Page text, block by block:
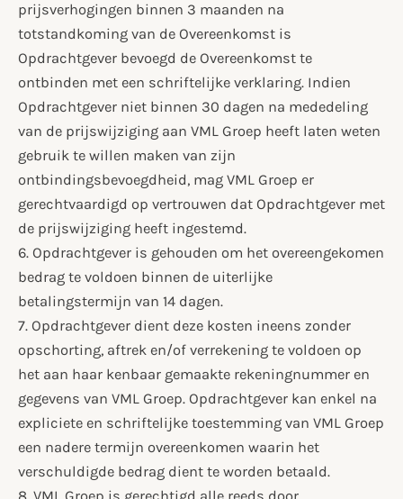
prijsverhogingen binnen 3 maanden na
totstandkoming van de Overeenkomst is
Opdrachtgever bevoegd de Overeenkomst te
ontbinden met een schriftelijke verklaring. Indien
Opdrachtgever niet binnen 30 dagen na mededeling
van de prijswijziging aan VML Groep heeft laten weten
gebruik te willen maken van zijn
ontbindingsbevoegdheid, mag VML Groep er
gerechtvaardigd op vertrouwen dat Opdrachtgever met
de prijswijziging heeft ingestemd.
6. Opdrachtgever is gehouden om het overeengekomen
bedrag te voldoen binnen de uiterlijke
betalingstermijn van 14 dagen.
7. Opdrachtgever dient deze kosten ineens zonder
opschorting, aftrek en/of verrekening te voldoen op
het aan haar kenbaar gemaakte rekeningnummer en
gegevens van VML Groep. Opdrachtgever kan enkel na
expliciete en schriftelijke toestemming van VML Groep
een nadere termijn overeenkomen waarin het
verschuldigde bedrag dient te worden betaald.